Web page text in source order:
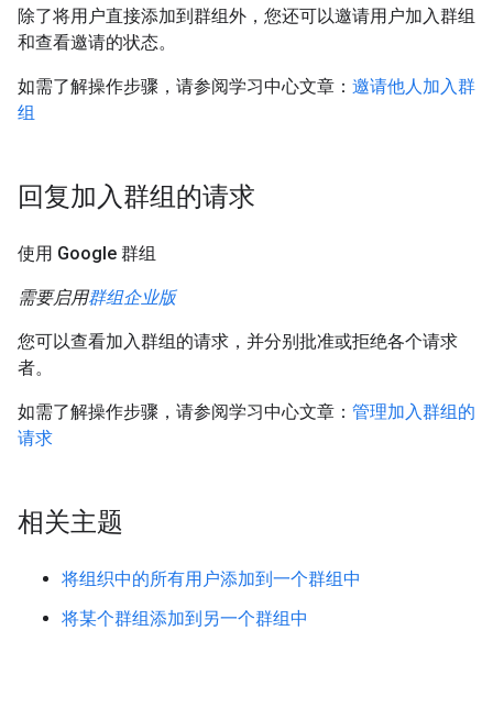
除了将用户直接添加到群组外，您还可以邀请用户加入群组
和查看邀请的状态。
如需了解操作步骤，请参阅学习中心文章： 邀请他人加入群
组
回复加入群组的请求
使用 Google 群组
需要启用群组企业版
您可以查看加入群组的请求，并分别批准或拒绝各个请求
者。
如需了解操作步骤，请参阅学习中心文章： 管理加入群组的
请求
相关主题
将组织中的所有用户添加到一个群组中
将某个群组添加到另一个群组中